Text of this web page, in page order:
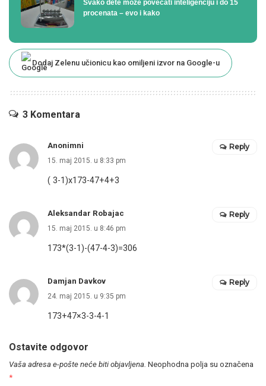
Svako dete može povećati inteligenciju i do 15
procenata – evo i kako
Dodaj Zelenu učionicu kao omiljeni izvor na Google-u
3 Komentara
Anonimni
15. maj 2015. u 8:33 pm
( 3-1)x173-47+4+3
Reply
Aleksandar Robajac
15. maj 2015. u 8:46 pm
173*(3-1)-(47-4-3)=306
Reply
Damjan Davkov
24. maj 2015. u 9:35 pm
173+47×3-3-4-1
Reply
Ostavite odgovor
Vaša adresa e-pošte neće biti objavljena. Neophodna polja su označena
*